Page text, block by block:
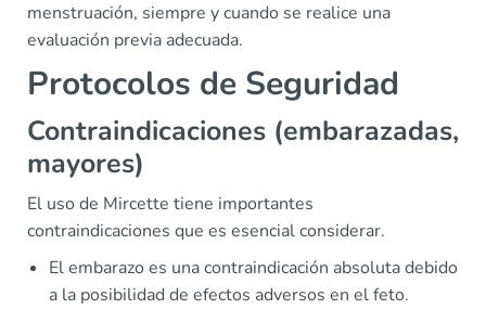
menstruación, siempre y cuando se realice una
evaluación previa adecuada.
Protocolos de Seguridad
Contraindicaciones (embarazadas,
mayores)
El uso de Mircette tiene importantes
contraindicaciones que es esencial considerar.
El embarazo es una contraindicación absoluta debido
a la posibilidad de efectos adversos en el feto.